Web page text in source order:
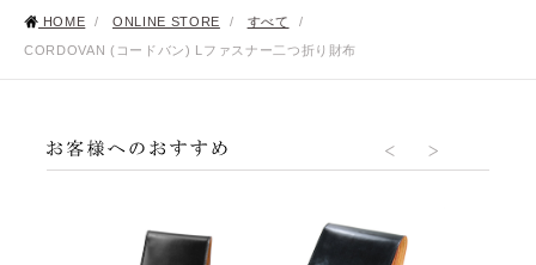
HOME / ONLINE STORE / すべて
/
CORDOVAN (コードバン) Lファスナー二つ折り財布